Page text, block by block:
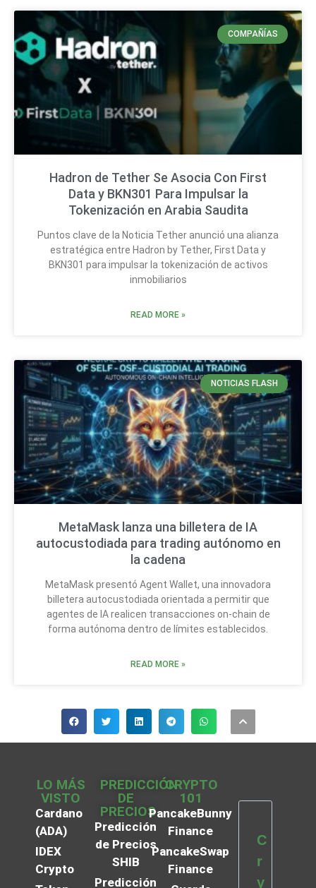
COMPAÑÍAS
Hadron de Tether Se Asocia Con First
Data y BKN301 Para Impulsar la
Tokenización en Arabia Saudita
Puntos clave de la Noticia Tether anunció una alianza
estratégica entre Hadron by Tether, First Data y
BKN301 para impulsar la tokenización de activos
inmobiliarios
READ MORE »
NOTICIAS FLASH
MetaMask lanza una billetera de IA
autocustodiada para trading autónomo en
la cadena
MetaMask presentó Agent Wallet, una innovadora
billetera autocustodiada orientada a permitir que
agentes de IA realicen transacciones on-chain de
forma autónoma dentro de límites establecidos.
READ MORE »
LO MÁS
VISTO
Cardano
(ADA)
IDEX
Crypto
PREDICCIÓN
DE
PRECIOS
Predicción
de Precios
SHIB
Predicción
CRYPTO
101
PancakeBunny
Finance
PancakeSwap
Finance
C
r
y